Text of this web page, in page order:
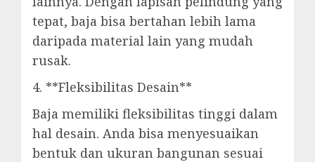
tepat, baja bisa bertahan lebih lama
daripada material lain yang mudah
rusak.
4. **Fleksibilitas Desain**
Baja memiliki fleksibilitas tinggi dalam
hal desain. Anda bisa menyesuaikan
bentuk dan ukuran bangunan sesuai